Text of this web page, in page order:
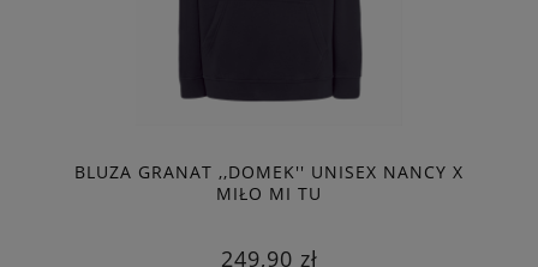
BLUZA GRANAT ,,DOMEK'' UNISEX NANCY X
MIŁO MI TU
249,90 zł